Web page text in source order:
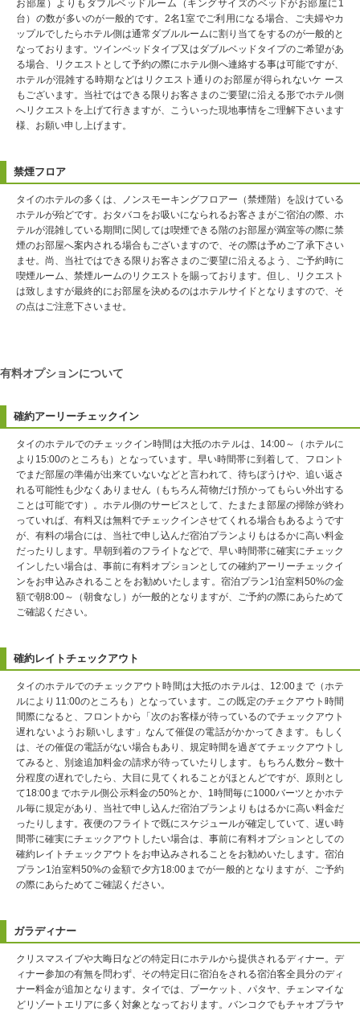
お部屋）よりもダブルベッドルーム（キングサイズのベッドがお部屋に1
台）の数が多いのが一般的です。2名1室でご利用になる場合、ご夫婦やカ
ップルでしたらホテル側は通常ダブルルームに割り当てをするのが一般的と
なっております。ツインベッドタイプ又はダブルベッドタイプのご希望があ
る場合、リクエストとして予約の際にホテル側へ連絡する事は可能ですが、
ホテルが混雑する時期などはリクエスト通りのお部屋が得られないケ ース
もございます。当社ではできる限りお客さまのご要望に沿える形でホテル側
へリクエストを上げて行きますが、こういった現地事情をご理解下さいます
様、お願い申し上げます。
禁煙フロア
タイのホテルの多くは、ノンスモーキングフロアー（禁煙階）を設けている
ホテルが殆どです。おタバコをお吸いになられるお客さまがご宿泊の際、ホ
テルが混雑している期間に関しては喫煙できる階のお部屋が満室等の際に禁
煙のお部屋へ案内される場合もございますので、その際は予めご了承下さい
ませ。尚、当社ではできる限りお客さまのご要望に沿えるよう、ご予約時に
喫煙ルーム、禁煙ルームのリクエストを賜っております。但し、リクエスト
は致しますが最終的にお部屋を決めるのはホテルサイドとなりますので、そ
の点はご注意下さいませ。
有料オプションについて
確約アーリーチェックイン
タイのホテルでのチェックイン時間は大抵のホテルは、14:00～（ホテルに
より15:00のところも）となっています。早い時間帯に到着して、フロント
でまだ部屋の準備が出来ていないなどと言われて、待ちぼうけや、追い返さ
れる可能性も少なくありません（もちろん荷物だけ預かってもらい外出する
ことは可能です）。ホテル側のサービスとして、たまたま部屋の掃除が終わ
っていれば、有料又は無料でチェックインさせてくれる場合もあるようです
が、有料の場合には、当社で申し込んだ宿泊プランよりもはるかに高い料金
だったりします。早朝到着のフライトなどで、早い時間帯に確実にチェック
インしたい場合は、事前に有料オプションとしての確約アーリーチェックイ
ンをお申込みされることをお勧めいたします。宿泊プラン1泊室料50%の金
額で朝8:00～（朝食なし）が一般的となりますが、ご予約の際にあらためて
ご確認ください。
確約レイトチェックアウト
タイのホテルでのチェックアウト時間は大抵のホテルは、12:00まで（ホテ
ルにより11:00のところも）となっています。この既定のチェクアウト時間
間際になると、フロントから「次のお客様が待っているのでチェックアウト
遅れないようお願いします」なんて催促の電話がかかってきます。もしく
は、その催促の電話がない場合もあり、規定時間を過ぎてチェックアウトし
てみると、別途追加料金の請求が待っていたりします。もちろん数分～数十
分程度の遅れでしたら、大目に見てくれることがほとんどですが、原則とし
て18:00までホテル側公示料金の50%とか、1時間毎に1000バーツとかホテ
ル毎に規定があり、当社で申し込んだ宿泊プランよりもはるかに高い料金だ
ったりします。夜便のフライトで既にスケジュールが確定していて、遅い時
間帯に確実にチェックアウトしたい場合は、事前に有料オプションとしての
確約レイトチェックアウトをお申込みされることをお勧めいたします。宿泊
プラン1泊室料50%の金額で夕方18:00までが一般的となりますが、ご予約
の際にあらためてご確認ください。
ガラディナー
クリスマスイブや大晦日などの特定日にホテルから提供されるディナー。デ
ィナー参加の有無を問わず、その特定日に宿泊をされる宿泊客全員分のディ
ナー料金が追加となります。タイでは、プーケット、パタヤ、チェンマイな
どリゾートエリアに多く対象となっております。バンコクでもチャオプラヤ